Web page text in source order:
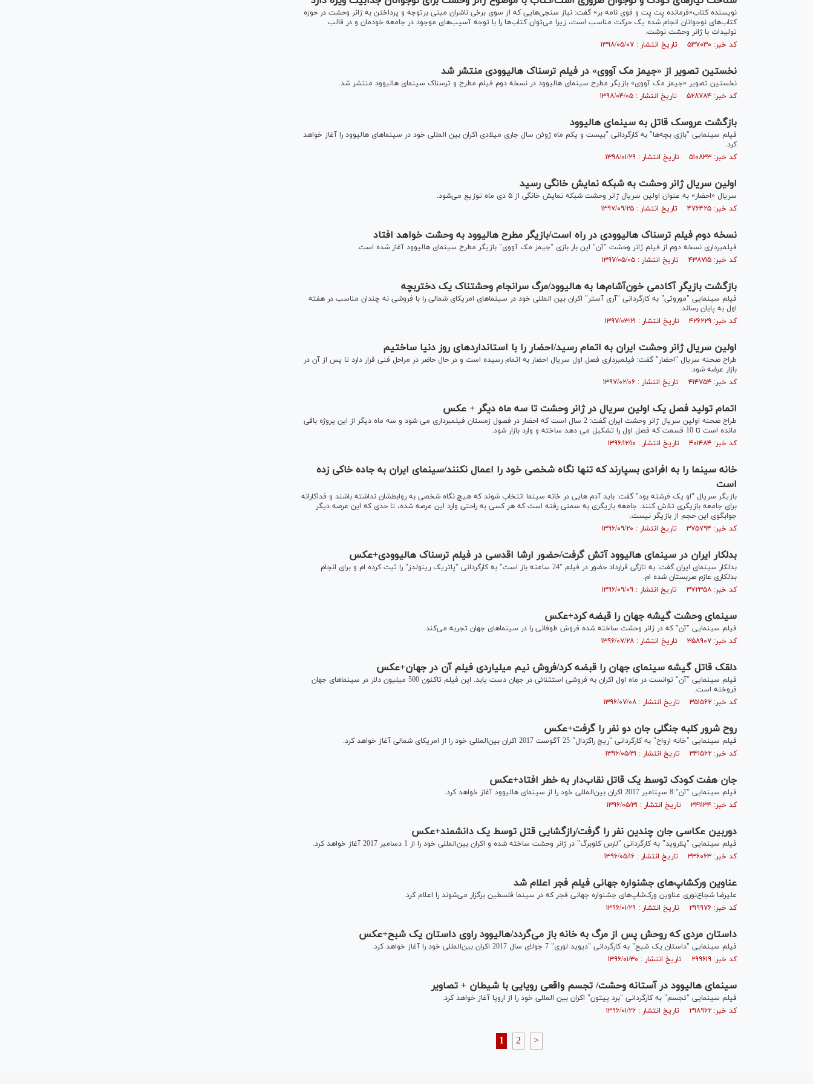
نویسنده کتاب«فرمانده پِت پِت و قوی نامه بر» گفت: نیاز سنجی‌هایی که از سوی برخی ناشران مبنی برتوجه و پرداختن به ژانر وحشت در حوزه
کتاب‌های نوجوانان انجام شده یک حرکت مناسب است، زیرا می‌توان کتاب‌ها را با توجه آسیب‌های موجود در جامعه خودمان و در قالب
تولیدات با ژانر وحشت نوشت.
کد خبر: ۵۳۷۰۳۰ تاریخ انتشار : ۱۳۹۸/۰۵/۰۷
نخستین تصویر از «جیمز مک آووی» در فیلم ترسناک هالیوودی منتشر شد
نخستین تصویر «جیمز مک آووی» بازیگر مطرح سینمای هالیوود در نسخه دوم فیلم مطرح و ترسناک سینمای هالیوود منتشر شد.
کد خبر: ۵۲۸۷۸۴ تاریخ انتشار : ۱۳۹۸/۰۴/۰۵
بازگشت عروسک قاتل به سینمای هالیوود
فیلم سینمایی "بازی بچه‌ها" به کارگردانی "بیست و یکم ماه ژوئن سال جاری میلادی اکران بین المللی خود در سینماهای هالیوود را آغاز خواهد
کرد.
کد خبر: ۵۱۰۸۳۳ تاریخ انتشار : ۱۳۹۸/۰۱/۲۹
اولین سریال ژانر وحشت به شبکه نمایش خانگی رسید
سریال «احضار» به‌ عنوان اولین سریال ژانر وحشت شبکه نمایش خانگی از ۵ دی ماه توزیع می‌شود.
کد خبر: ۴۷۶۴۲۵ تاریخ انتشار : ۱۳۹۷/۰۹/۲۵
نسخه دوم فیلم ترسناک هالیوودی در راه است/بازیگر مطرح هالیوود به وحشت خواهد افتاد
فیلمبرداری نسخه دوم از فیلم ژانر وحشت "آن" این بار بازی "جیمز مک آووی" بازیگر مطرح سینمای هالیوود آغاز شده است.
کد خبر: ۴۳۸۷۱۵ تاریخ انتشار : ۱۳۹۷/۰۵/۰۵
بازگشت بازیگر آکادمی خون‌آشام‌ها به هالیوود/مرگ سرانجام وحشتناک یک دختربچه
فیلم سینمایی "موروثی" به کارگردانی "آری آستر" اکران بین المللی خود در سینماهای امریکای شمالی را با فروشی نه چندان مناسب در هفته
اول به پایان رساند.
کد خبر: ۴۲۶۲۲۹ تاریخ انتشار : ۱۳۹۷/۰۳/۲۱
اولین سریال ژانر وحشت ایران به اتمام رسید/احضار را با استانداردهای روز دنیا ساختیم
طراح صحنه سریال "احضار" گفت: فیلمبرداری فصل اول سریال احضار به اتمام رسیده است و در حال حاضر در مراحل فنی قرار دارد تا پس از آن در
بازار عرضه شود.
کد خبر: ۴۱۴۷۵۴ تاریخ انتشار : ۱۳۹۷/۰۲/۰۶
اتمام تولید فصل یک اولین سریال در ژانر وحشت تا سه ماه دیگر + عکس
طراح صحنه اولین سریال ژانر وحشت ایران گفت: 2 سال است که احضار در فصول زمستان فیلمبرداری می شود و سه ماه دیگر از این پروژه باقی
مانده است تا 10 قسمت که فصل اول را تشکیل می دهد ساخته و وارد بازار شود.
کد خبر: ۴۰۱۴۸۴ تاریخ انتشار : ۱۳۹۶/۱۲/۱۰
خانه سینما را به افرادی بسپارند که تنها نگاه شخصی خود را اعمال نکنند/سینمای ایران به جاده خاکی زده
است
بازیگر سریال "او یک فرشته بود" گفت: باید آدم هایی در خانه سینما انتخاب شوند که هیچ نگاه شخصی به روابطشان نداشته باشند و فداکارانه
برای جامعه بازیگری تلاش کنند. جامعه بازیگری به سمتی رفته است که هر کسی به راحتی وارد این عرصه شده، تا حدی که این عرصه دیگر
جوابگوی این حجم از بازیگر نیست.
کد خبر: ۳۷۵۷۹۴ تاریخ انتشار : ۱۳۹۶/۰۹/۲۰
بدلکار ایران در سینمای هالیوود آتش گرفت/حضور ارشا اقدسی در فیلم ترسناک هالیوودی+عکس
بدلکار سینمای ایران گفت: به تازگی قرارداد حضور در فیلم "24 ساعته باز است" به کارگردانی "پاتریک رینولدز" را ثبت کرده ام و برای انجام
بدلکاری عازم صربستان شده ام.
کد خبر: ۳۷۲۳۵۸ تاریخ انتشار : ۱۳۹۶/۰۹/۰۹
سینمای وحشت گیشه جهان را قبضه کرد+عکس
فیلم سینمایی "آن" که در ژانر وحشت ساخته شده فروش طوفانی را در سینماهای جهان تجربه می‌کند.
کد خبر: ۳۵۸۹۰۷ تاریخ انتشار : ۱۳۹۶/۰۷/۲۸
دلقک قاتل گیشه سینمای جهان را قبضه کرد/فروش نیم میلیاردی فیلم آن در جهان+عکس
فیلم سینمایی "آن" توانست در ماه اول اکران به فروشی استثنائی در جهان دست یابد. این فیلم تاکنون 500 میلیون دلار در سینماهای جهان
فروخته است.
کد خبر: ۳۵۱۵۶۲ تاریخ انتشار : ۱۳۹۶/۰۷/۰۸
روح شرور کلبه جنگلی جان دو نفر را گرفت+عکس
فیلم سینمایی "خانه ارواح" به کارگردانی "ریچ راگزدال" 25 آگوست 2017 اکران بین‌المللی خود را از امریکای شمالی آغاز خواهد کرد.
کد خبر: ۳۴۱۵۶۲ تاریخ انتشار : ۱۳۹۶/۰۵/۳۱
جان هفت کودک توسط یک قاتل نقاب‌دار به خطر افتاد+عکس
فیلم سینمایی "آن" 8 سپتامبر 2017 اکران بین‌المللی خود را از سینمای هالیوود آغاز خواهد کرد.
کد خبر: ۳۴۱۱۳۴ تاریخ انتشار : ۱۳۹۶/۰۵/۳۱
دوربین عکاسی جان چندین نفر را گرفت/رازگشایی قتل توسط یک دانشمند+عکس
فیلم سینمایی "پلاروید" به کارگردانی "لارس کلوبرگ" در ژانر وحشت ساخته شده و اکران بین‌المللی خود را از 1 دسامبر 2017 آغاز خواهد کرد.
کد خبر: ۳۳۶۰۶۳ تاریخ انتشار : ۱۳۹۶/۰۵/۱۶
عناوین ورکشاپ‌های جشنواره جهانی فیلم فجر اعلام شد
علیرضا شجاع‌نوری عناوین ورک‌شاپ‌های جشنواره جهانی فجر که در سینما فلسطین برگزار می‌شوند را اعلام کرد.
کد خبر: ۲۹۹۹۷۶ تاریخ انتشار : ۱۳۹۶/۰۱/۲۹
داستان مردی که روحش پس از مرگ به خانه باز می‌گردد/هالیوود راوی داستان یک شبح+عکس
فیلم سینمایی "داستان یک شبح" به کارگردانی "دیوید لوری" 7 جولای سال 2017 اکران بین‌المللی خود را آغاز خواهد کرد.
کد خبر: ۲۹۹۶۱۹ تاریخ انتشار : ۱۳۹۶/۰۱/۳۰
سینمای هالیوود در آستانه وحشت/ تجسم واقعی رویایی با شیطان + تصاویر
فیلم سینمایی "تجسم" به کارگردانی "برد پیتون" اکران بین المللی خود را از اروپا آغاز خواهد کرد.
کد خبر: ۲۹۸۹۶۲ تاریخ انتشار : ۱۳۹۶/۰۱/۲۶
1 2 >